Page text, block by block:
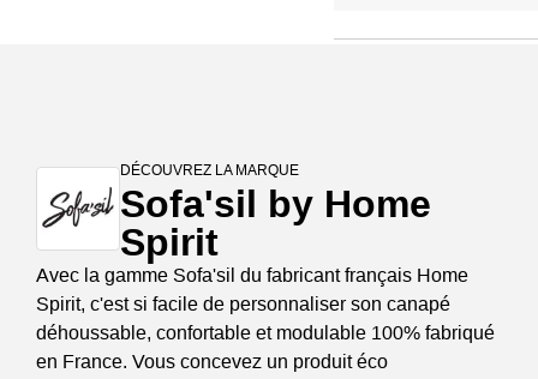
DÉCOUVREZ LA MARQUE
Sofa'sil by Home
Spirit
Avec la gamme Sofa'sil du fabricant français Home
Spirit, c'est si facile de personnaliser son canapé
déhoussable, confortable et modulable 100% fabriqué
en France. Vous concevez un produit éco